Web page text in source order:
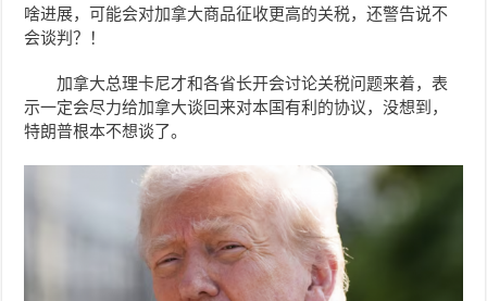
啥进展，可能会对加拿大商品征收更高的关税，还警告说不
会谈判？！
加拿大总理卡尼才和各省长开会讨论关税问题来着，表
示一定会尽力给加拿大谈回来对本国有利的协议，没想到，
特朗普根本不想谈了。